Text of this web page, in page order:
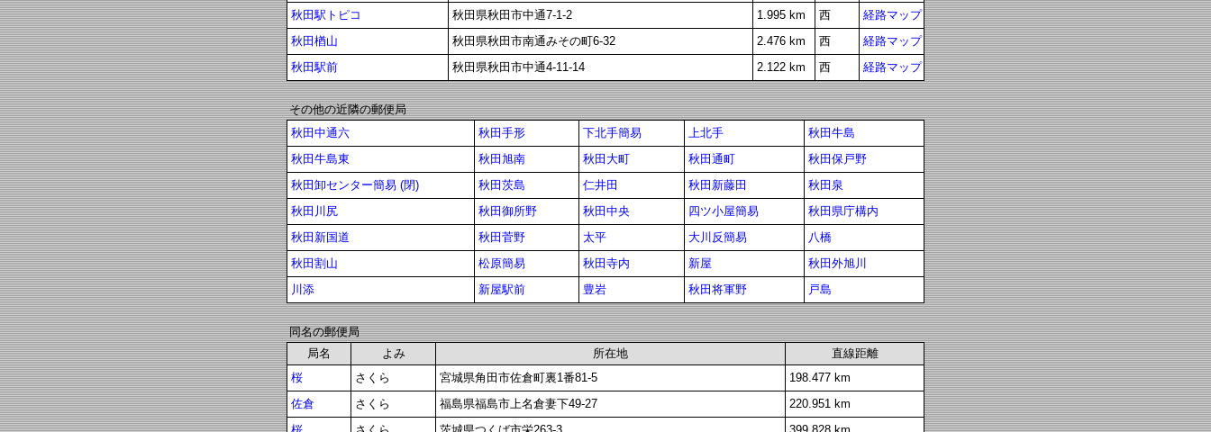
秋田駅トピコ
秋田県秋田市中通7-1-2 1.995 km 西
経路マップ
秋田楢山
秋田県秋田市南通みその町6-32 2.476 km 西
経路マップ
秋田駅前
秋田県秋田市中通4-11-14 2.122 km 西 経路マップ
その他の近隣の郵便局
秋田中通六
秋田手形 下北手簡易 上北手
秋田牛島
秋田牛島東
秋田旭南 秋田大町 秋田通町
秋田保戸野
秋田卸センター簡易 (閉)
秋田茨島 仁井田 秋田新藤田
秋田泉
秋田川尻
秋田御所野 秋田中央 四ツ小屋簡易
秋田県庁構内
秋田新国道
秋田菅野 太平 大川反簡易
八橋
秋田割山
松原簡易 秋田寺内 新屋
秋田外旭川
川添
新屋駅前 豊岩 秋田将軍野 戸島
同名の郵便局
局名
よみ 所在地
直線距離
桜
さくら 宮城県角田市佐倉町裏1番81-5
198.477 km
佐倉
さくら 福島県福島市上名倉妻下49-27
220.951 km